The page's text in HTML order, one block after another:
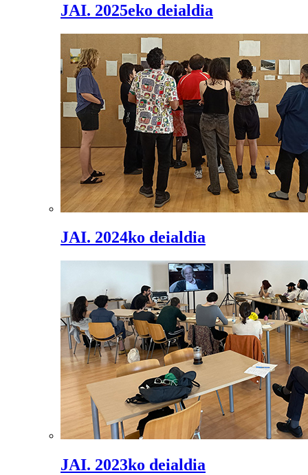
JAI. 2025eko deialdia
JAI. 2024ko deialdia
JAI. 2023ko deialdia